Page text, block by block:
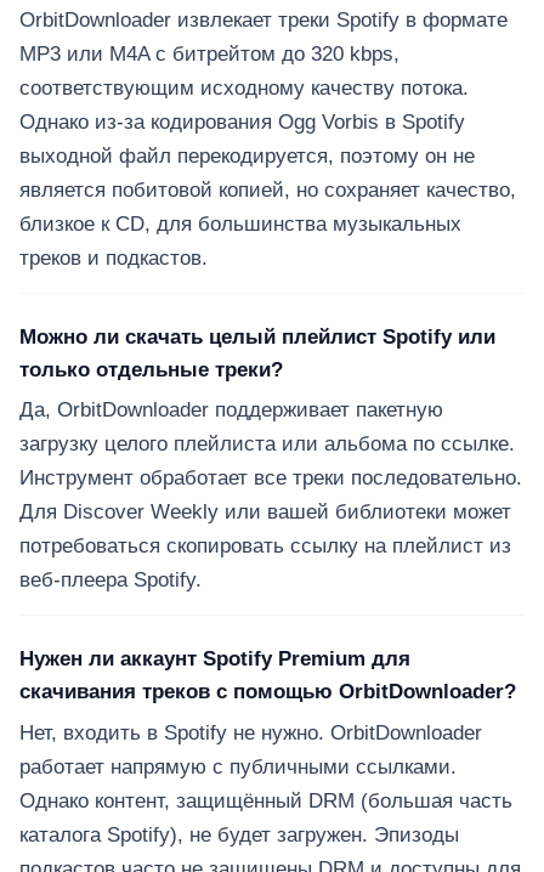
OrbitDownloader извлекает треки Spotify в формате
MP3 или M4A с битрейтом до 320 kbps,
соответствующим исходному качеству потока.
Однако из-за кодирования Ogg Vorbis в Spotify
выходной файл перекодируется, поэтому он не
является побитовой копией, но сохраняет качество,
близкое к CD, для большинства музыкальных
треков и подкастов.
Можно ли скачать целый плейлист Spotify или
только отдельные треки?
Да, OrbitDownloader поддерживает пакетную
загрузку целого плейлиста или альбома по ссылке.
Инструмент обработает все треки последовательно.
Для Discover Weekly или вашей библиотеки может
потребоваться скопировать ссылку на плейлист из
веб-плеера Spotify.
Нужен ли аккаунт Spotify Premium для
скачивания треков с помощью OrbitDownloader?
Нет, входить в Spotify не нужно. OrbitDownloader
работает напрямую с публичными ссылками.
Однако контент, защищённый DRM (большая часть
каталога Spotify), не будет загружен. Эпизоды